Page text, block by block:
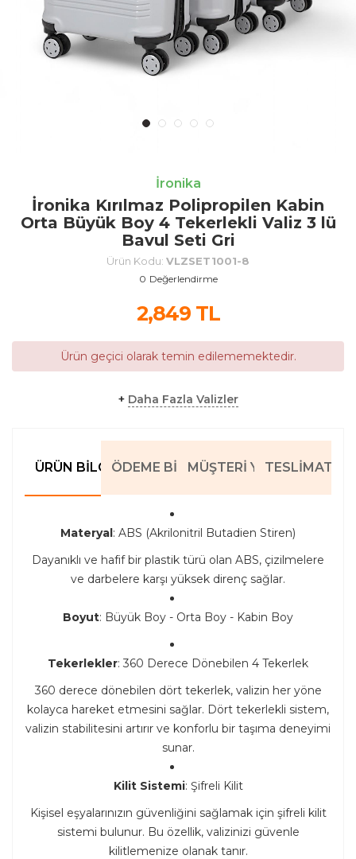
İronika
İronika Kırılmaz Polipropilen Kabin
Orta Büyük Boy 4 Tekerlekli Valiz 3 lü
Bavul Seti Gri
Ürün Kodu: VLZSET1001-8
0 Değerlendirme
2,849TL
Ürün geçici olarak temin edilememektedir.
+ Daha Fazla Valizler
ÜRÜN BILGILERIÖDEME BILGILERIMÜŞTERI YORUMLARI
TESLIMAT
Materyal: ABS (Akrilonitril Butadien Stiren)
Dayanıklı ve hafif bir plastik türü olan ABS, çizilmelere
ve darbelere karşı yüksek direnç sağlar.
Boyut: Büyük Boy - Orta Boy - Kabin Boy
Tekerlekler: 360 Derece Dönebilen 4 Tekerlek
360 derece dönebilen dört tekerlek, valizin her yöne
kolayca hareket etmesini sağlar. Dört tekerlekli sistem,
valizin stabilitesini artırır ve konforlu bir taşıma deneyimi
sunar.
Kilit Sistemi: Şifreli Kilit
Kişisel eşyalarınızın güvenliğini sağlamak için şifreli kilit
sistemi bulunur. Bu özellik, valizinizi güvenle
kilitlemenize olanak tanır.